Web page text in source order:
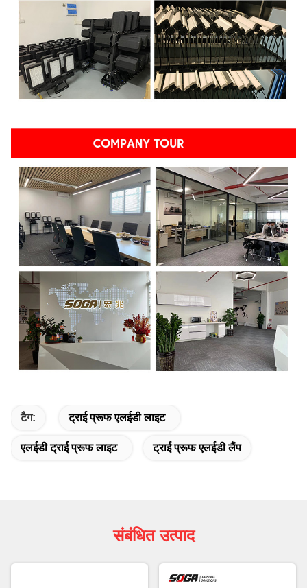
टैग: ट्राई प्रूफ एलईडी लाइट
एलईडी ट्राई प्रूफ लाइट ट्राई प्रूफ एलईडी लैंप
संबंधित उत्पाद